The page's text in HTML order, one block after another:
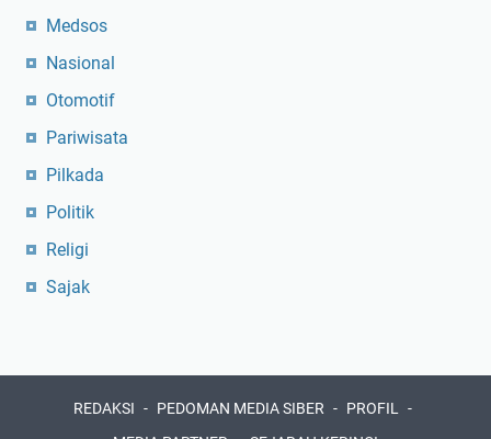
Medsos
Nasional
Otomotif
Pariwisata
Pilkada
Politik
Religi
Sajak
REDAKSI PEDOMAN MEDIA SIBER
PROFIL